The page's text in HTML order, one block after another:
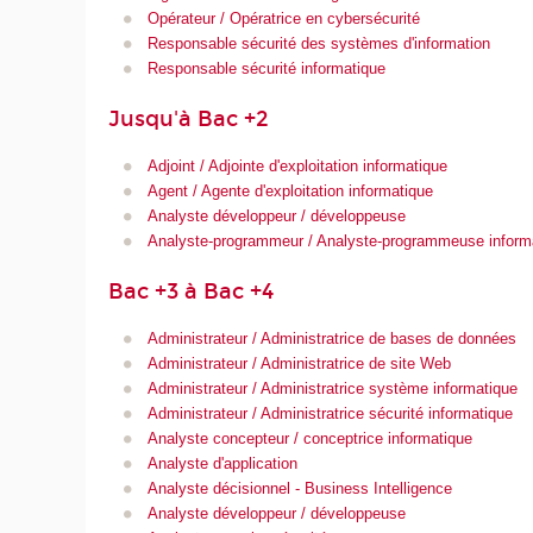
Opérateur / Opératrice en cybersécurité
Responsable sécurité des systèmes d'information
Responsable sécurité informatique
Jusqu'à Bac +2
Adjoint / Adjointe d'exploitation informatique
Agent / Agente d'exploitation informatique
Analyste développeur / développeuse
Analyste-programmeur / Analyste-programmeuse
Bac +3 à Bac +4
Administrateur / Administratrice de bases de données
Administrateur / Administratrice de site Web
Administrateur / Administratrice système informatique
Administrateur / Administratrice sécurité informatique
Analyste concepteur / conceptrice informatique
Analyste d'application
Analyste décisionnel - Business Intelligence
Analyste développeur / développeuse